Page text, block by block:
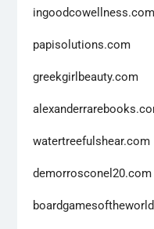
ingoodcowellness.com
papisolutions.com
greekgirlbeauty.com
watertreefulshear.com
demorrosconel20.com